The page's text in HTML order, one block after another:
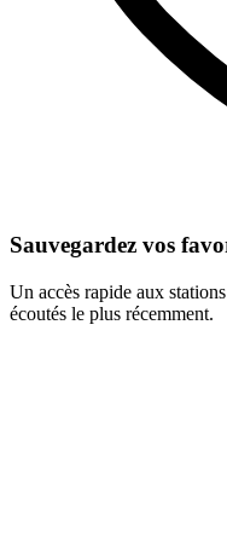
Sauvegardez vos
Un accès rapide aux
écoutés le plus récemment.